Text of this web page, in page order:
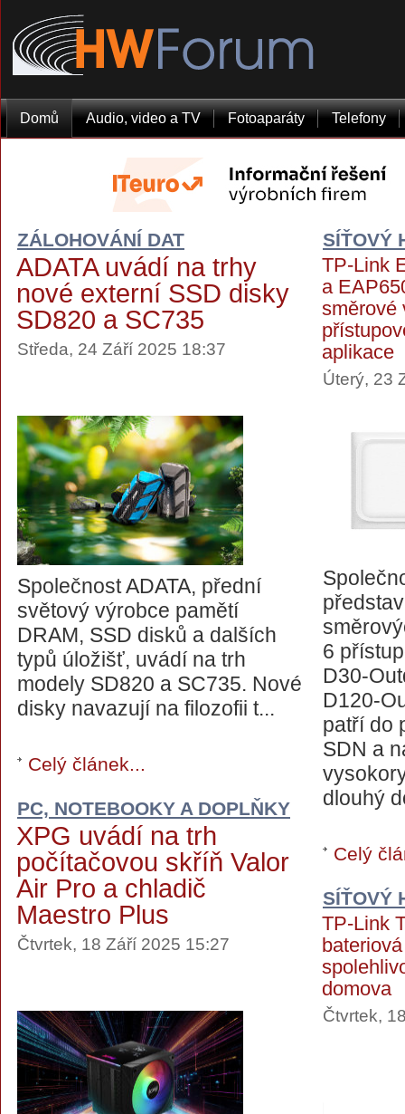
Domů Audio, video a TV Fotoaparáty Telefony
ZÁLOHOVÁNÍ DAT
ADATA uvádí na trhy
nové externí SSD disky
SD820 a SC735
Středa, 24 Září 2025 18:37
Společnost ADATA, přední
světový výrobce pamětí
DRAM, SSD disků a dalších
typů úložišť, uvádí na trh
modely SD820 a SC735. Nové
disky navazují na filozofii t...
Celý článek...
PC, NOTEBOOKY A DOPLŇKY
XPG uvádí na trh
počítačovou skříň Valor
Air Pro a chladič
Maestro Plus
Čtvrtek, 18 Září 2025 15:27
SÍŤOVÝ
TP-Link
a
směrové
aplikace
Úterý, 23
6
patří do
SDN a
dlouhý
Celý
SÍŤOVÝ
TP-Link
domova
Čtvrtek,